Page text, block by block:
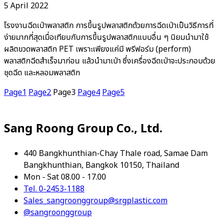
5 April 2022
โรงงานฉีดเป่าพลาสติก การขึ้นรูปพลาสติกด้วยการฉีดเป่าเป็นวิธีการที่
ง่ายมากที่สุดเมื่อเทียบกับการขึ้นรูปพลาสติกแบบอื่น ๆ นิยมนำมาใช้
ผลิตขวดพลาสติก PET เพราะเพียงแค่มี พรีฟอร์ม (perform)
พลาสติกฉีดสำเร็จมาก่อน แล้วนำมาเป่า ซึ่งเครื่องฉีดเป่าจะประกอบด้วย
ชุดฉีด และหลอมพลาสติก
Page1Page2 Page3Page4Page5
Sang Roong Group Co., Ltd.
440 Bangkhunthian-Chay Thale road, Samae Dam
Bangkhunthian, Bangkok 10150, Thailand
Mon - Sat 08.00 - 17.00
Tel. 0-2453-1188
Sales_sangroonggroup@srgplastic.com
@sangroonggroup